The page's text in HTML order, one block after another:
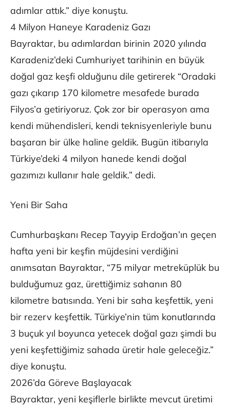
adımlar attık.” diye konuştu.
4 Milyon Haneye Karadeniz Gazı
Bayraktar, bu adımlardan birinin 2020 yılında
Karadeniz’deki Cumhuriyet tarihinin en büyük
doğal gaz keşfi olduğunu dile getirerek “Oradaki
gazı çıkarıp 170 kilometre mesafede burada
Filyos’a getiriyoruz. Çok zor bir operasyon ama
kendi mühendisleri, kendi teknisyenleriyle bunu
başaran bir ülke haline geldik. Bugün itibarıyla
Türkiye’deki 4 milyon hanede kendi doğal
gazımızı kullanır hale geldik.” dedi.
Yeni Bir Saha
Cumhurbaşkanı Recep Tayyip Erdoğan’ın geçen
hafta yeni bir keşfin müjdesini verdiğini
anımsatan Bayraktar, “75 milyar metreküplük bu
bulduğumuz gaz, ürettiğimiz sahanın 80
kilometre batısında. Yeni bir saha keşfettik, yeni
bir rezerv keşfettik. Türkiye’nin tüm konutlarında
3 buçuk yıl boyunca yetecek doğal gazı şimdi bu
yeni keşfettiğimiz sahada üretir hale geleceğiz.”
diye konuştu.
2026’da Göreve Başlayacak
Bayraktar, yeni keşiflerle birlikte mevcut üretimi